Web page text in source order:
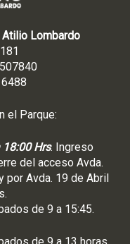
Lombardo
el Parque:
18:00 Hrs. Ingreso
del acceso Avda.
por Avda. 19 de Abril
de 9 a 15:45.